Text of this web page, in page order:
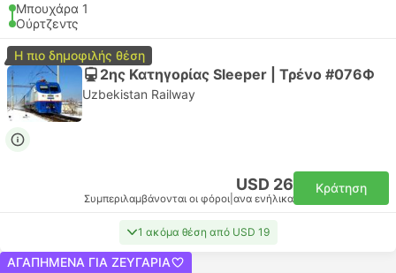
Μπουχάρα 1
Ούρτζεντς
Η πιο δημοφιλής θέση
2ης Κατηγορίας Sleeper | Τρένο #076Ф
Uzbekistan Railway
USD 26
Συμπεριλαμβάνονται οι φόροι ανα ενήλικα
Κράτηση
1 ακόμα θέση από USD 19
ΑΓΑΠΗΜΈΝΑ ΓΙΑ ΖΕΥΓΆΡΙΑ